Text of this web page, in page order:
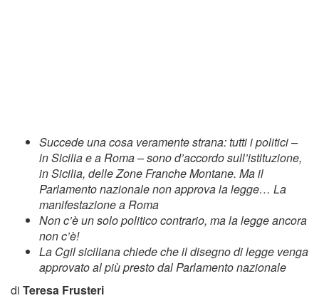
Succede una cosa veramente strana: tutti i politici –
in Sicilia e a Roma – sono d’accordo sull’istituzione,
in Sicilia, delle Zone Franche Montane. Ma il
Parlamento nazionale non approva la legge… La
manifestazione a Roma
Non c’è un solo politico contrario, ma la legge ancora
non c’è!
La Cgil siciliana chiede che il disegno di legge venga
approvato al più presto dal Parlamento nazionale
di Teresa Frusteri